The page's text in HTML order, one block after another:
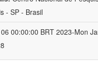
- SP - Brasil
00:00:00 BRT 2023-Mon